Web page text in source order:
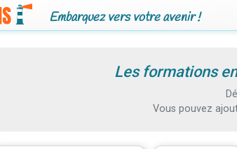
Embarquez vers votre avenir !
Les formations
Vous pouvez